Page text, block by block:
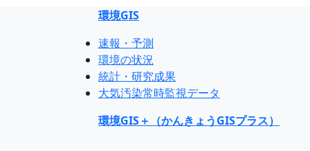
環境GIS
速報・予測
環境の状況
統計・研究成果
大気汚染常時監視データ
環境GIS＋（かんきょうGISプラス）